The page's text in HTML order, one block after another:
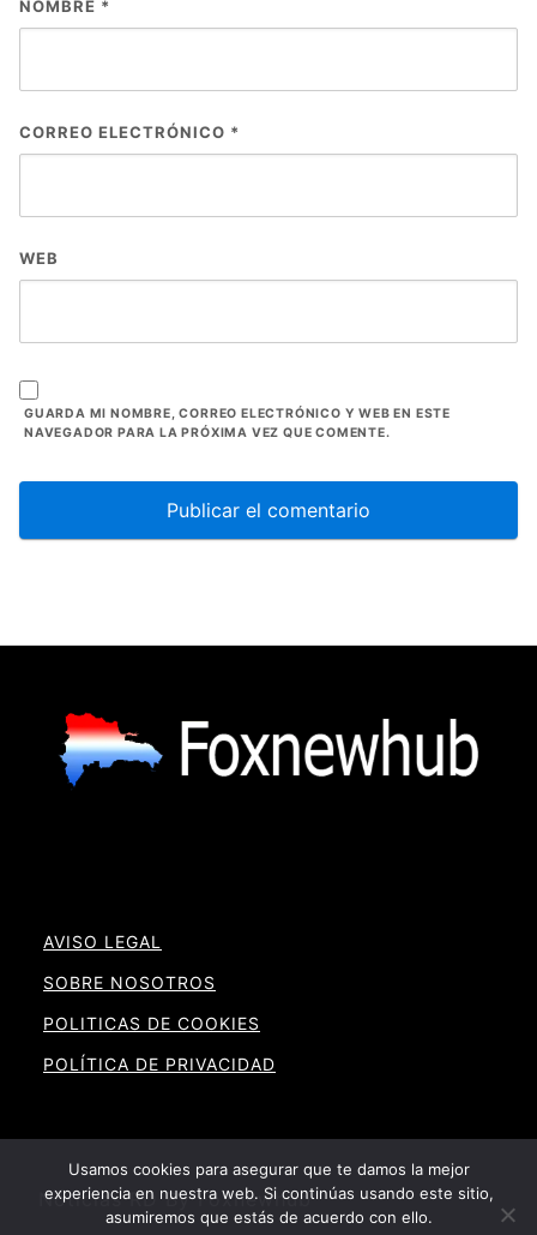
NOMBRE *
CORREO ELECTRÓNICO *
WEB
GUARDA MI NOMBRE, CORREO ELECTRÓNICO Y WEB EN ESTE
NAVEGADOR PARA LA PRÓXIMA VEZ QUE COMENTE.
AVISO LEGAL
SOBRE NOSOTROS
POLITICAS DE COOKIES
POLÍTICA DE PRIVACIDAD
Noticias RD By Foxnewhub
Usamos cookies para asegurar que te damos la mejor
experiencia en nuestra web. Si continúas usando este sitio,
asumiremos que estás de acuerdo con ello.